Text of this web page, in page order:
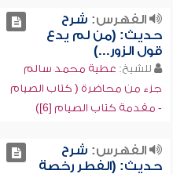
الفهرس: شرح
حديث: (من لم يدع
قول الزور...)
للشيخ: عطية محمد سالم
جزء من محاضرة ( كتاب الصيام
- مقدمة كتاب الصيام [6])
الفهرس: شرح
حديث: (الفطر رخصة